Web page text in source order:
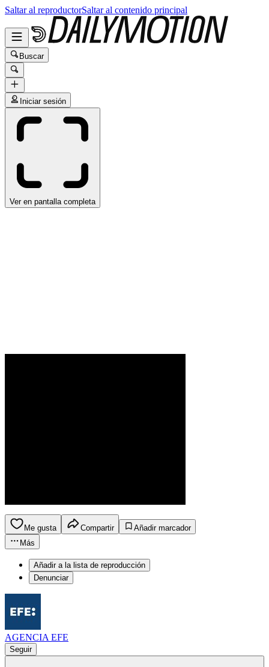
Saltar al reproductorSaltar al contenido principal
Buscar
Iniciar sesión
Ver en pantalla completa
Me gusta Compartir
Añadir marcador
Más
Añadir a la lista de reproducción
Denunciar
AGENCIA EFE
Seguir